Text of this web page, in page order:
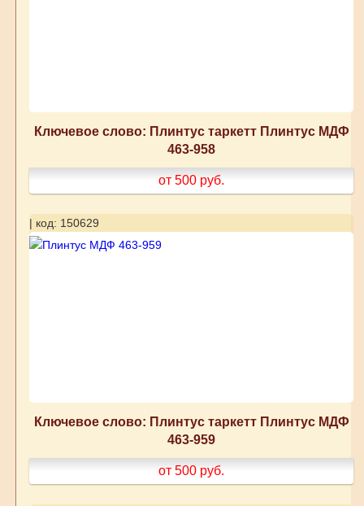
Ключевое слово: Плинтус таркетт Плинтус МДФ
463-958
от 500 руб.
| код: 150629
Ключевое слово: Плинтус таркетт Плинтус МДФ
463-959
от 500 руб.